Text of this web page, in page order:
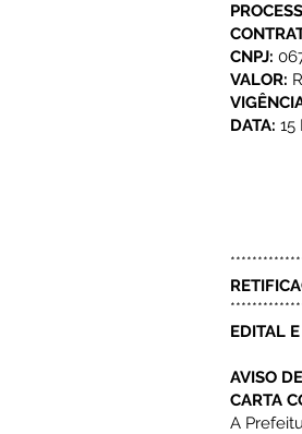
CNPJ:
VALOR:
DATA: 15
EDITAL
AVISO
CARTA
A